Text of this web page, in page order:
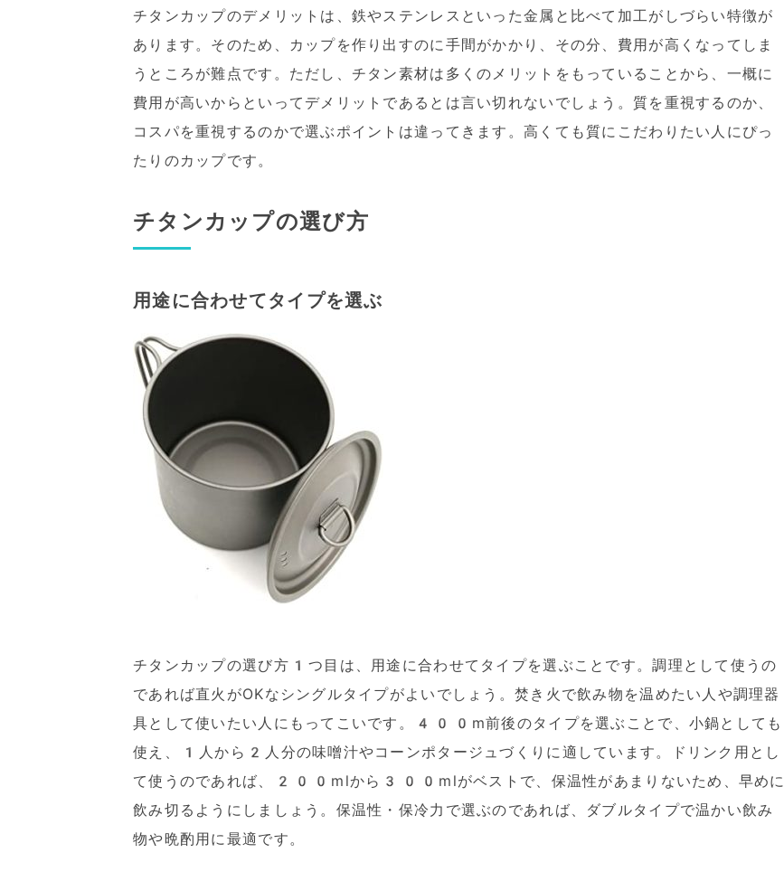
チタンカップのデメリットは、鉄やステンレスといった金属と比べて加工がしづらい特徴が
あります。そのため、カップを作り出すのに手間がかかり、その分、費用が高くなってしま
うところが難点です。ただし、チタン素材は多くのメリットをもっていることから、一概に
費用が高いからといってデメリットであるとは言い切れないでしょう。質を重視するのか、
コスパを重視するのかで選ぶポイントは違ってきます。高くても質にこだわりたい人にぴっ
たりのカップです。
チタンカップの選び方
用途に合わせてタイプを選ぶ
チタンカップの選び方1つ目は、用途に合わせてタイプを選ぶことです。調理として使うの
であれば直火がOKなシングルタイプがよいでしょう。焚き火で飲み物を温めたい人や調理器
具として使いたい人にもってこいです。400m前後のタイプを選ぶことで、小鍋としても
使え、1人から2人分の味噌汁やコーンポタージュづくりに適しています。ドリンク用とし
て使うのであれば、200mlから300mlがベストで、保温性があまりないため、早めに
飲み切るようにしましょう。保温性・保冷力で選ぶのであれば、ダブルタイプで温かい飲み
物や晩酌用に最適です。